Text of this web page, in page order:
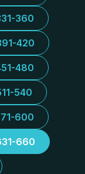
360
420
480
540
600
660